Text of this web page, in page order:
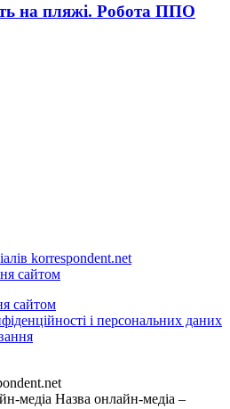
на пляжі. Робота ППО
korrespondent.net
сайтом
сайтом
і персональних даних
медіа Назва онлайн-медіа –